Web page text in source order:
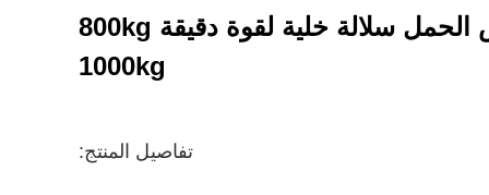
سبائك الألومنيوم قياس الحمل سلالة خلية لقوة دقيقة 800kg
1000kg
تفاصيل المنتج: